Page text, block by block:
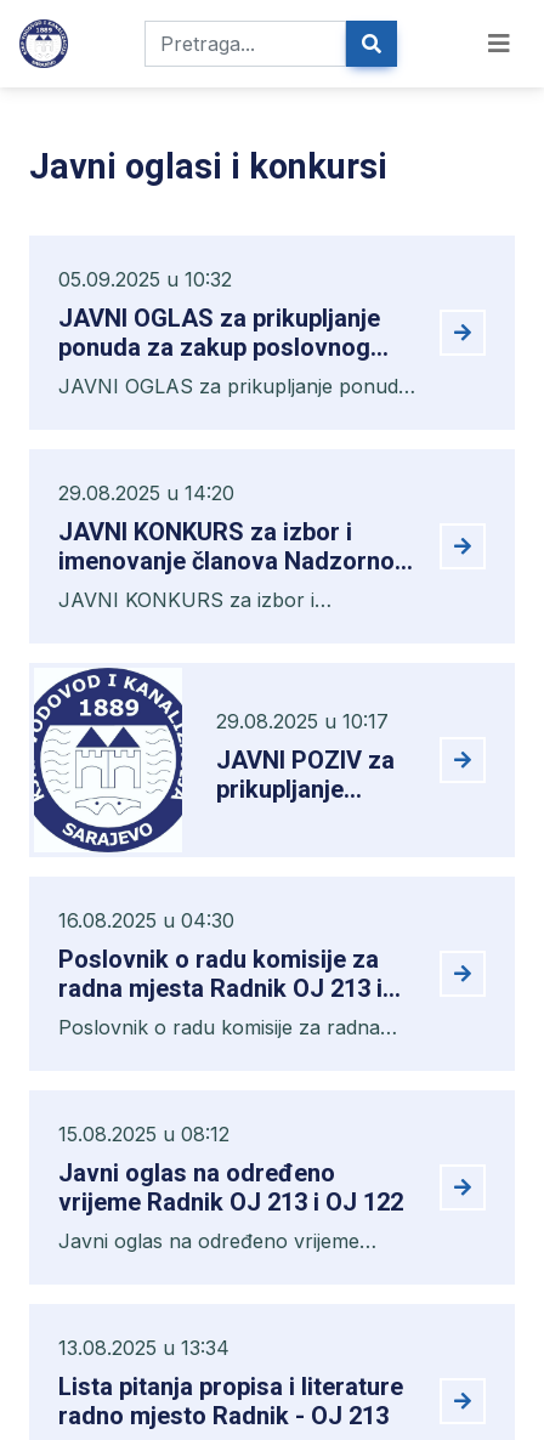
Javni oglasi i konkursi
05.09.2025 u 10:32
JAVNI OGLAS za prikupljanje
ponuda za zakup poslovnog
prostora
JAVNI OGLAS za prikupljanje ponuda
29.08.2025 u 14:20
JAVNI KONKURS za izbor i
imenovanje članova Nadzornog
odbora
JAVNI KONKURS za izbor i
29.08.2025 u 10:17
JAVNI POZIV za
prikupljanje
materijala
izvađenog iz
zemlje (staro
željezo)
16.08.2025 u 04:30
Poslovnik o radu komisije za
radna mjesta Radnik OJ 213 i
Radnik OJ 122
Poslovnik o radu komisije za radna
15.08.2025 u 08:12
Javni oglas na određeno
vrijeme Radnik OJ 213 i OJ 122
Javni oglas na određeno vrijeme
13.08.2025 u 13:34
Lista pitanja propisa i literature
radno mjesto Radnik - OJ 213